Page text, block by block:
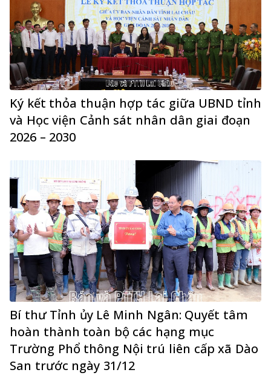
Ký kết thỏa thuận hợp tác giữa UBND tỉnh
và Học viện Cảnh sát nhân dân giai đoạn
2026 – 2030
Bí thư Tỉnh ủy Lê Minh Ngân: Quyết tâm
hoàn thành toàn bộ các hạng mục
Trường Phổ thông Nội trú liên cấp xã Dào
San trước ngày 31/12